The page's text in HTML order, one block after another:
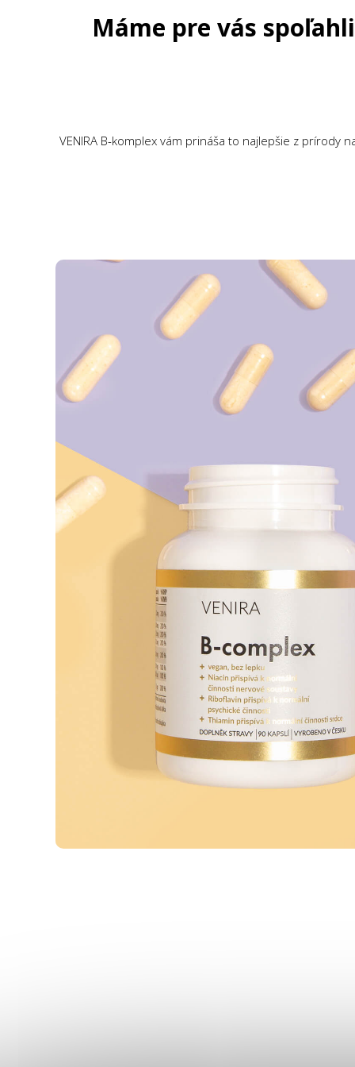
Máme pre vás
VENIRA B-komplex vám prináša to najlepšie z prírody